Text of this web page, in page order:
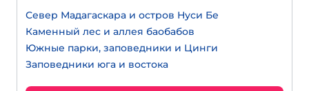
Север Мадагаскара и остров Нуси Бе
Каменный лес и аллея баобабов
Южные парки, заповедники и Цинги
Заповедники юга и востока